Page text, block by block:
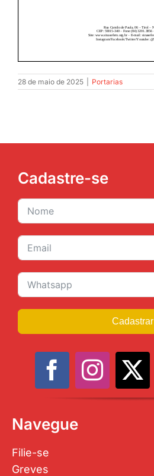
28 de maio de 2025 Portarias
Cadastre-se
Cadastrar
Navegue
Filie-se
Greves